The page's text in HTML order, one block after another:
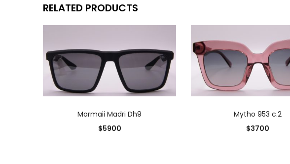
RELATED PRODUCTS
Mormaii Madri Dh9
$5900
Mytho 953 c.2
$3700